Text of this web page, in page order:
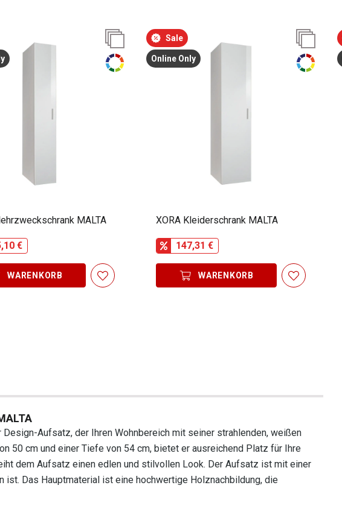
MALTA
€
WARENKORB
Sale
Online Only
XORA Kleiderschrank MALTA
147,31 €
WARENKORB
Aufsatz, der Ihren Wohnbereich mit seiner strahlenden, weißen
50 cm und einer Tiefe von 54 cm, bietet er ausreichend Platz für Ihre
dem Aufsatz einen edlen und stilvollen Look. Der Aufsatz ist mit einer
Das Hauptmaterial ist eine hochwertige Holznachbildung, die